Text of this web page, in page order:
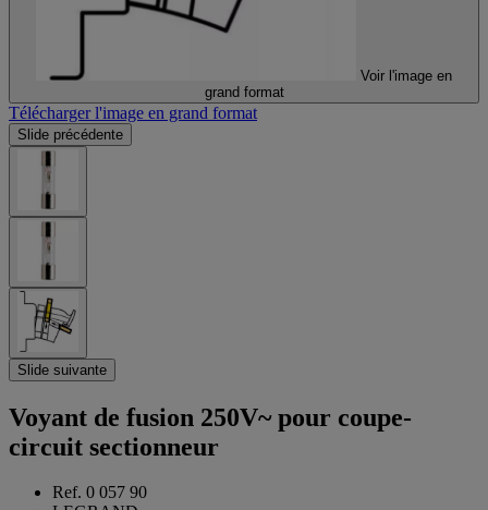
Voir l'image en
grand format
Télécharger l'image en grand format
Slide précédente
Slide suivante
Voyant de fusion 250V~ pour coupe-
circuit sectionneur
Ref. 0 057 90